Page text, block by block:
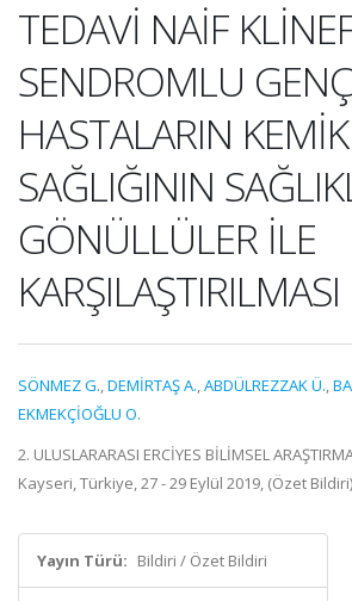
TEDAVİ NAİF
SENDROMLU GENÇ
HASTALARIN KEMİK
SAĞLIĞININ
GÖNÜLLÜLER İLE
KARŞILAŞTIRILMASI
SÖNMEZ G.,DEMİRTAŞ A.,ABDÜLREZZAK Ü.,
EKMEKÇİOĞLU O.
2. ULUSLARARASI ERCİYES BİLİMSEL
Kayseri, Türkiye, 27 - 29 Eylül 2019, (Özet Bildiri)
Yayın Türü: Bildiri / Özet Bildiri